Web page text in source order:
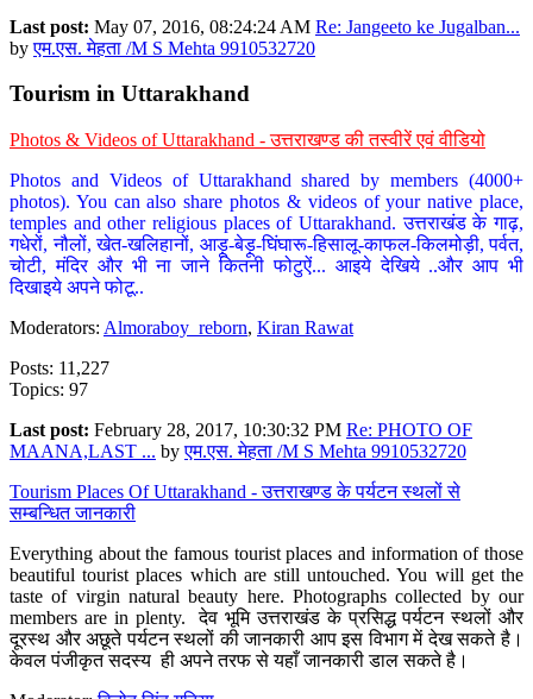
Last post: May 07, 2016, 08:24:24 AM Re: Jangeeto ke Jugalban...
byएम.एस. मेहता /M S Mehta 9910532720
Tourism in Uttarakhand
Photos & Videos of Uttarakhand - उत्तराखण्ड की तस्वीरें एवं वीडियो
Photos and Videos of Uttarakhand shared by members (4000+
photos). You can also share photos & videos of your native place,
temples and other religious places of Uttarakhand. उत्तराखंड के गाढ़,
गधेरों, नौलों, खेत-खलिहानों, आड़ू-बेड़ू-घिंघारू-हिसालू-काफल-किलमोड़ी, पर्वत,
चोटी, मंदिर और भी ना जाने कितनी फोटुऐं... आइये देखिये ..और आप भी
दिखाइये अपने फोटू..
Moderators: Almoraboy_reborn, Kiran Rawat
Posts: 11,227
Topics: 97
Last post: February 28, 2017, 10:30:32 PM Re: PHOTO OF
MAANA,LAST ... byएम.एस. मेहता /M S Mehta 9910532720
Tourism Places Of Uttarakhand - उत्तराखण्ड के पर्यटन स्थलों से
सम्बन्धित जानकारी
Everything about the famous tourist places and information of those
beautiful tourist places which are still untouched. You will get the
taste of virgin natural beauty here. Photographs collected by our
members are in plenty. देव भूमि उत्तराखंड के प्रसिद्ध पर्यटन स्थलों और
दूरस्थ और अछूते पर्यटन स्थलों की जानकारी आप इस विभाग में देख सकते है।
केवल पंजीकृत सदस्य ही अपने तरफ से यहाँ जानकारी डाल सकते है।